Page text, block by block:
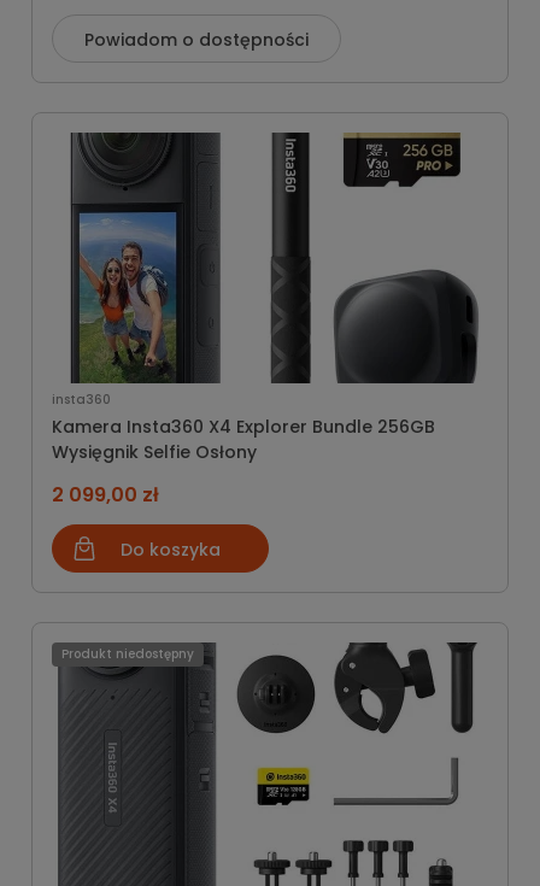
Powiadom o dostępności
insta360
Kamera Insta360 X4 Explorer Bundle 256GB
Wysięgnik Selfie Osłony
2 099,00 zł
Do koszyka
Produkt niedostępny